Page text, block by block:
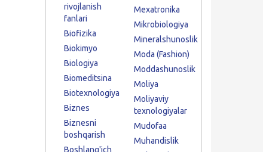
rivojlanish
fanlari
Biofizika
Biokimyo
Biologiya
Biomeditsina
Biotexnologiya
Biznes
Biznesni
boshqarish
Boshlang'ich
Mexatronika
Mikrobiologiya
Mineralshunoslik
Moda (Fashion)
Moddashunoslik
Moliya
Moliyaviy
texnologiyalar
Mudofaa
Muhandislik